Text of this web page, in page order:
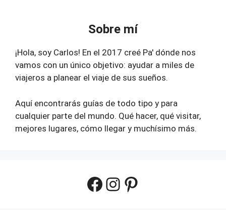
Sobre mí
¡Hola, soy Carlos! En el 2017 creé Pa' dónde nos
vamos con un único objetivo: ayudar a miles de
viajeros a planear el viaje de sus sueños.
Aquí encontrarás guías de todo tipo y para
cualquier parte del mundo. Qué hacer, qué visitar,
mejores lugares, cómo llegar y muchísimo más.
Facebook
Instagram
Pinterest